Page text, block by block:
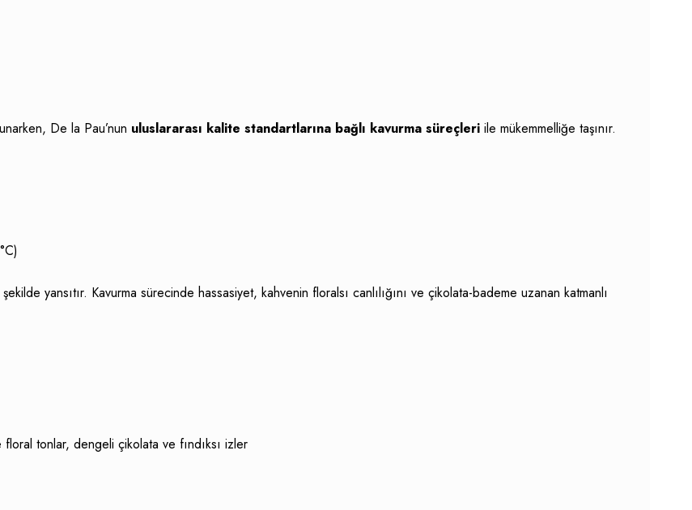
De la Pau’nun uluslararası kalite standartlarına bağlı kavurma süreçleri ile mükemmelliğe taşınır.
yansıtır. Kavurma sürecinde hassasiyet, kahvenin floralsı canlılığını ve çikolata-bademe uzanan katmanlı
tonlar, dengeli çikolata ve fındıksı izler